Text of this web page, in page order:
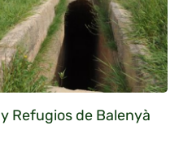
Refugios de Balenyà